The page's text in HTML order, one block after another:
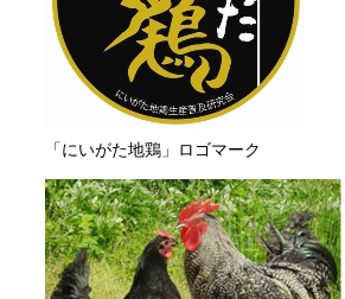
「にいがた地鶏」ロゴマーク